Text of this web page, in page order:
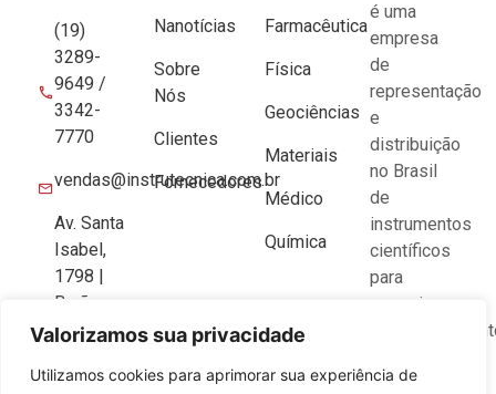
Valorizamos sua privacidade
Utilizamos cookies para aprimorar sua experiência de
(19)
3289-
9649 /
3342-
7770
vendas@instrutecnica.com.br
Av. Santa
Isabel,
1798 |
Barão
Geraldo
13084-
Nanotícias
Sobre
Nós
Clientes
Fornecedores
Farmacêutica
Física
Geociências
Materiais
Médico
Química
é uma
empresa
de
representação
e
distribuição
no Brasil
de
instrumentos
científicos
para
pesquisa e